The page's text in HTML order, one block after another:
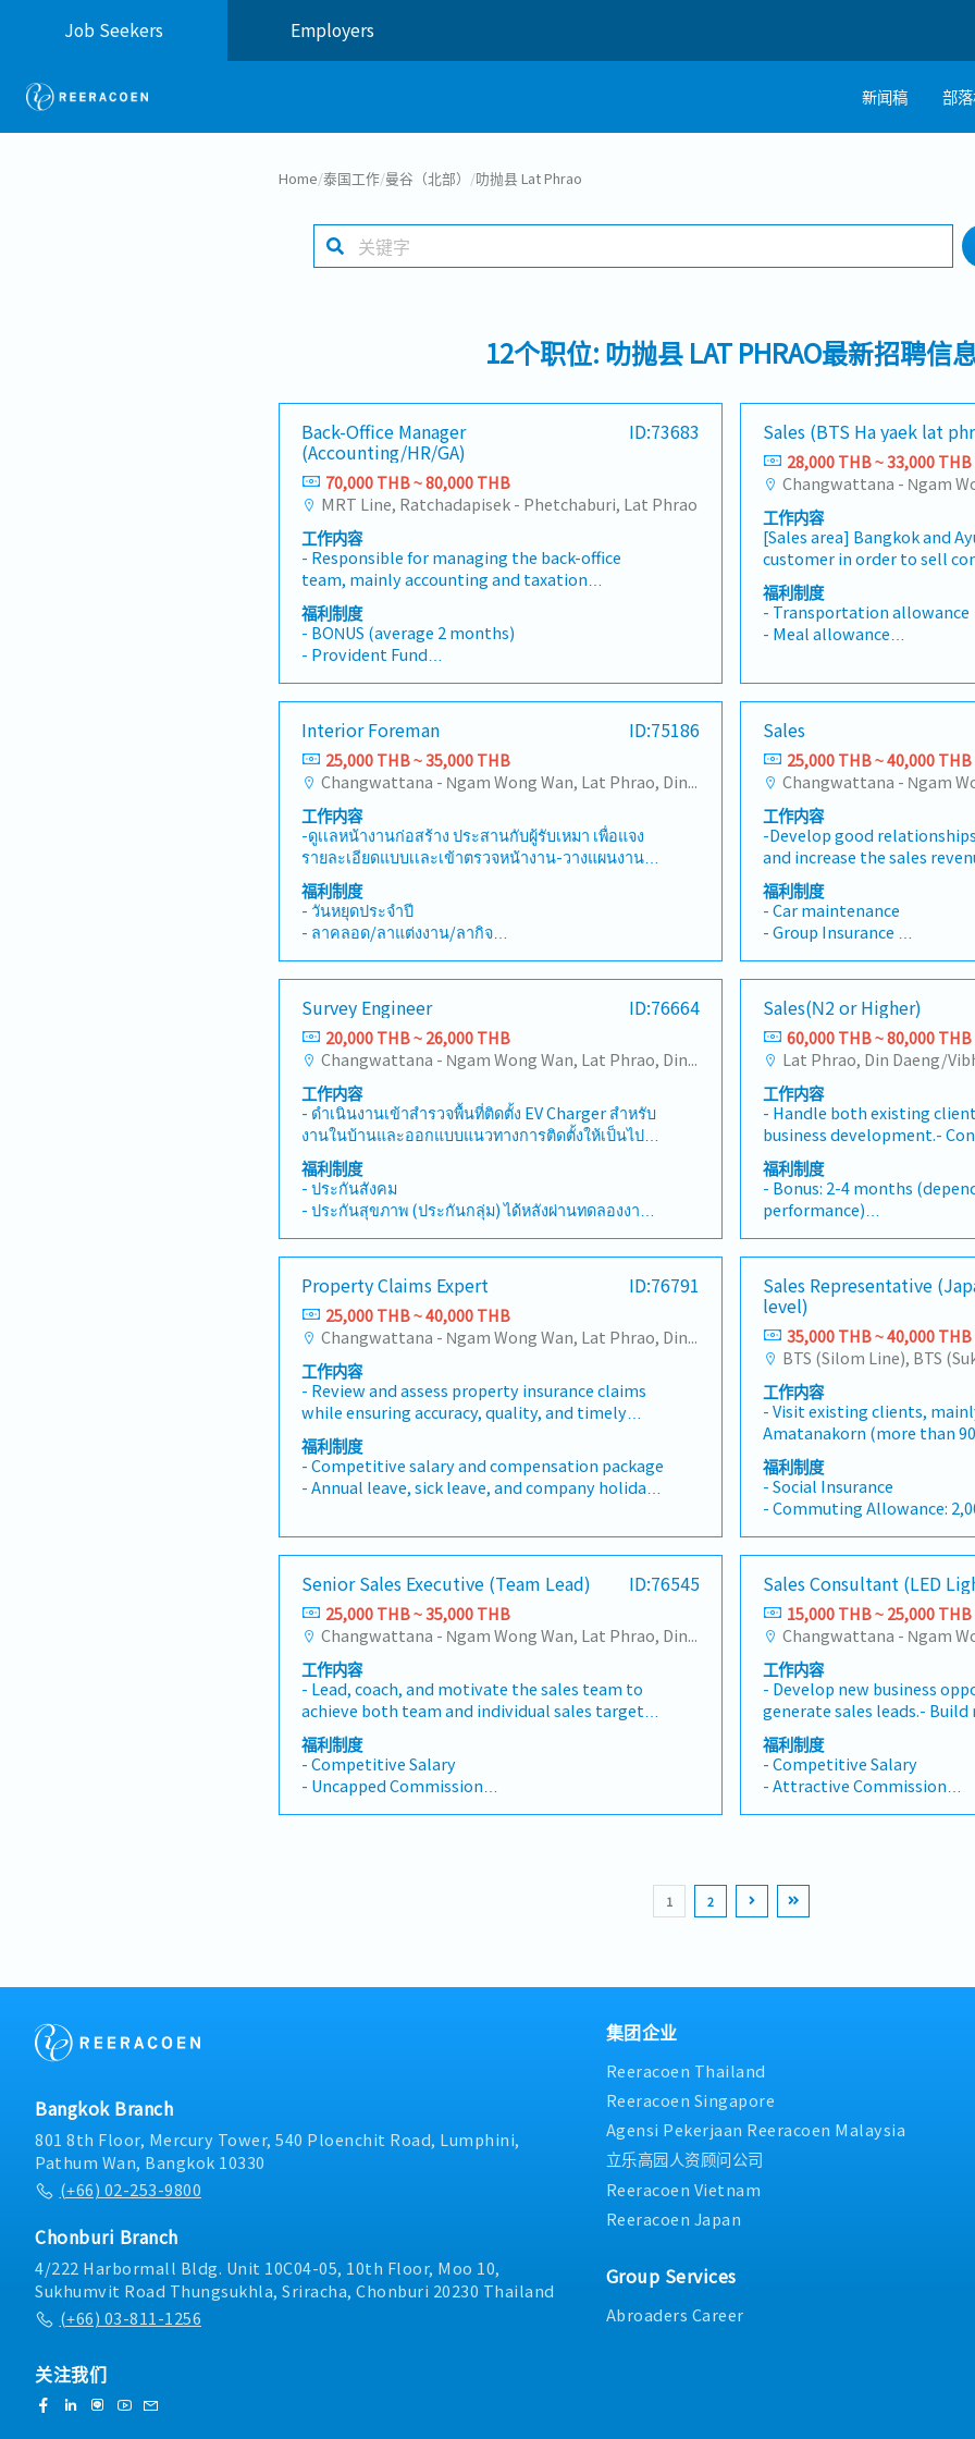
Job Seekers Employers
新闻稿 部
Home/泰国工作/曼谷（北部） /叻抛县 Lat Phrao
12个职位: 叻抛县 LAT PHRAO最新招聘信
Back-Office Manager
(Accounting/HR/GA)
ID:73683
70,000 THB ~ 80,000 THB
MRT Line, Ratchadapisek - Phetchaburi, Lat Phrao
工作内容
- Responsible for managing the back-office
team, mainly accounting and taxation
functions- Manage accounting, human resources
and general affairs functions- Gradually
internalize accounting and taxation functions
which are currently being outsourced- Control
and manage monthly expenses and profit based
on budget- Manage a back-office team of 5
members- Occasionally report to the General
Manager- Other responsibilities as needed
福利制度
- BONUS (average 2 months)
- Provident Fund
- Medical Checkup
- Transportation Allowance (1,200 THB, after
one year)
- Company Activity
- SIM Card for Mobile
- O.T. Allowances
Sales (BTS Ha yaek lat
28,000 THB ~ 33,000 THB
工作内容
[Sales area] Bangkok and
customer in order to sell
Contact to supplier in order
satisfy customer’s
new customer and try to
transaction.- Penetrate
products.- Learn new
to reach that target.-
customer and supplier.-
respond to customer when
problems.
福利制度
- Transportation allowance
- Meal allowance
- Social security
- Life insurance
- Medical insurance
- Performance bonus
- Car maintenance
use own car.
- Gasoline (※If the
Interior Foreman ID:75186
25,000 THB ~ 35,000 THB
Changwattana - Ngam Wong Wan, Lat Phrao, Din Daeng/Vibhavadi/Don Muang, Sai Mai, Lak Si
工作内容
-ดูเเลหน้างานก่อสร้าง ประสานกับผู้รับเหมา เพื่อแจง
รายละเอียดแบบเเละเข้าตรวจหน้างาน-วางแผนงาน
แก้ไขปัญหา ติดตาม และส่งมอบงานให้ตรงตามกำหนด-
ตรวจสอบการทำงานของผู้รับเหมา เรื่องคุณภาพของ
งาน เเละฝีมือช่าง ผลักดันให้ผู้รับเหมาส่งงานตามสัญญา
จ้างเหมา -ตรวจแบบก่อสร้าง เคลียร์Details ประเมินงบ
ประมาณเบื้องต้น เพื่อให้อยู่ในงบประมาณที่กำหนด-
ดูแล และสื่อสารกับทีมให้เข้าใจตรงกันเกี่ยวกับงานที่
ต้องทำ และส่งมอบในแต่ละวัน-ติดต่อประสานงานกับ
ลูกค้า , ทีมช่าง , Designer , Supplier , และสมาชิกใน
ทีมเพื่ออัปเดตความคืบหน้าของโครงการอยู่เสมอ
福利制度
- วันหยุดประจำปี
- ลาคลอด/ลาแต่งงาน/ลากิจ
- ประกันสุขภาพ/ประกันอุบัติเหตุ/ประกันสังคม
- Outing ประจำปี
Sales
25,000 THB ~ 40,000 THB
工作内容
-Develop good
and increase the sales
appropriate lighting
components to customers
market share.-Plan and
activities and achieve the
Maintain and grow the
accounts as well as
assigned territories.-
distributors in their
application tests and
from a technical point.-
product training,
support activities.-
collect market information
planning.
福利制度
- Car maintenance
- Group Insurance
Survey Engineer ID:76664
20,000 THB ~ 26,000 THB
Changwattana - Ngam Wong Wan, Lat Phrao, Din Daeng/Vibhavadi/Don Muang, Sai Mai, Lak Si
工作内容
- ดำเนินงานเข้าสำรวจพื้นที่ติดตั้ง EV Charger สำหรับ
งานในบ้านและออกแบบแนวทางการติดตั้งให้เป็นไป
ตามข้อกำหนดมาตราฐานงานติดตั้งระบบไฟฟ้า - ให้
ความรู ้ คำปรึกษา แนะนำ และตอบคำถามหรือข้อ
สงสัยทางด้านเทคนิค - จัดทำเอกสารรายงานการเข้า
สำรวจ (Survey Report) ให้ตรงตามมาตราฐานการติด
ตั้งระบบไฟฟ้าและข้อกำหนดของบริษัท - จัดทำเอกสาร
ประมาณราคางานติดตั้งและถอดรายการวัสดุอุปกรณ์ที่
ใช้ในงานติดตั้ง (BOQ) - ติดต่อประสานงานกับบุคคล
หรือหน่วยงานที่เกี่ยวข้อง ตลอดจนดำเนินการต่างๆ ใน
การทำให้งานหรือโครงการต่างๆ บรรลุตามแผนที่
กำหนด - ปฏิบัติงานอื่นๆ ตามที่ได้รับมอบหมาย - ติดต่อ
ประสานงานกับองค์กรที่เกี่ยวข้องเพื่อขอเอกสารและ
จัดทำเอกสาร - ประสานงานและนัดหมายวันเข้าทำงาน
กับคู่ค้าและลูกค้า
福利制度
- ประกันสังคม
- ประกันสุขภาพ (ประกันกลุ่ม) ได้หลังผ่านทดลองงาน
- พิจารณาปรับเงินเดือนประจำปี
- วันพักผ่อน เริ่มต้น 12 วันต่อปี
- งานเลี้ยงสังสรรค์
- การตจรวจสุขภาพ และ ฉีดวัคซีนประจำปี
- ประกันอุบัติเหตุ ไม่ต้องผ่านทดลองงานเข้าไปทำงา
นวันเเรกมีประกันอุบัติเหตุให้เลย
Sales(N2 or Higher)
60,000 THB ~ 80,000 THB
Lat Phrao, Din Daeng/
工作内容
- Handle both existing
business development.-
across Thailand (primarily
Chonburi, Rayong).*Visit
week(Average)- Attend
alongside technical staff
Japanese-Thai
福利制度
- Bonus: 2-4 months
performance)
- Housing allowance
- Cost of living
- Insurance
- Company car provided
Property Claims Expert ID:76791
25,000 THB ~ 40,000 THB
Changwattana - Ngam Wong Wan, Lat Phrao, Din Daeng/Vibhavadi/Don Muang, Sai Mai, Lak Si
工作内容
- Review and assess property insurance claims
while ensuring accuracy, quality, and timely
resolution.- Collaborate with global operations
teams to develop and implement best
practices, workflows, and claims processes.-
Contribute to building and expanding the
growth.- Coach and support team members to
professional development.- Monitor team
productivity, quality metrics, and operational
performance, and prepare management
reports.- Deliver excellent customer service and
maintain strong relationships with clients and
stakeholders.- Identify process improvement
opportunities and support continuous
operational excellence.- Utilize technology
platforms and AI-driven tools to enhance claims
assessment and workflow efficiency.
福利制度
- Competitive salary and compensation package
- Annual leave, sick leave, and company holidays
- 401(k) retirement savings plan with company
matching contributions
- A collaborative and team-oriented work
environment
- Opportunities for professional development
and career advancement
Sales Representative
level)
35,000 THB ~ 40,000 THB
工作内容
- Visit existing clients,
Amatanakorn (more than
companies)(Delivery
Quotation, Handling
Customer Acquisition-
and etc. in the office-
products in the office -
(Thai and Japanese)
福利制度
- Social Insurance
- Commuting Allowance:
- Bonus (depending on
- Joint company events
company (THAI ESCORP),
trips and New Year parties
Senior Sales Executive (Team Lead) ID:76545
25,000 THB ~ 35,000 THB
Changwattana - Ngam Wong Wan, Lat Phrao, Din Daeng/Vibhavadi/Don Muang, Sai Mai, Lak Si
工作内容
- Lead, coach, and motivate the sales team to
achieve both team and individual sales targets.-
Develop and execute sales strategies and
business plans to maximize revenue.- Drive
project sales, particularly within government
organizations and public sector projects.- Set
sales direction across different market
with company policies and business objectives.
福利制度
- Competitive Salary
- Uncapped Commission
Sales Consultant (LED
15,000 THB ~ 25,000 THB
工作内容
- Develop new business
generate sales leads.-
government organizations,
contractors, and industrial
customers to understand
and recommend suitable
Conduct sales
reports and maintain
Develop sales plans to
福利制度
- Competitive Salary
- Attractive Commission
1 2
Bangkok Branch
801 8th Floor, Mercury Tower, 540 Ploenchit Road, Lumphini,
Pathum Wan, Bangkok 10330
(+66) 02-253-9800
Chonburi Branch
4/222 Harbormall Bldg. Unit 10C04-05, 10th Floor, Moo 10,
Sukhumvit Road Thungsukhla, Sriracha, Chonburi 20230 Thailand
(+66) 03-811-1256
关注我们
集团企业
Reeracoen Thailand
Reeracoen Singapore
Agensi Pekerjaan Reeracoen Malaysia
立乐高园人资顾问公司
Reeracoen Vietnam
Reeracoen Japan
Group Services
Abroaders Career